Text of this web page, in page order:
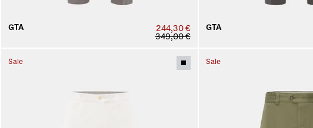
GTA
244,30 €
349,00 €
GTA
Sale Sale